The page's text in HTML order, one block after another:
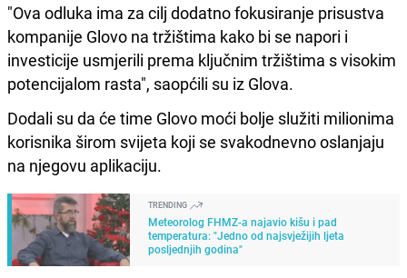
"Ova odluka ima za cilj dodatno fokusiranje prisustva
kompanije Glovo na tržištima kako bi se napori i
investicije usmjerili prema ključnim tržištima s visokim
potencijalom rasta", saopćili su iz Glova.
Dodali su da će time Glovo moći bolje služiti milionima
korisnika širom svijeta koji se svakodnevno oslanjaju
na njegovu aplikaciju.
TRENDING
Meteorolog FHMZ-a najavio kišu i pad
temperatura: "Jedno od najsvježijih ljeta
posljednjih godina"